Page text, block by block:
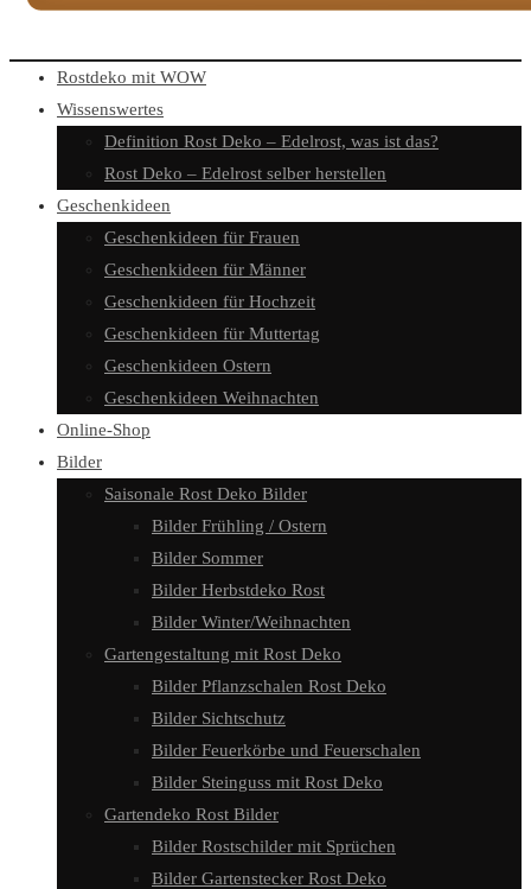
Rostdeko mit WOW
Wissenswertes
Definition Rost Deko – Edelrost, was ist das?
Rost Deko – Edelrost selber herstellen
Geschenkideen
Geschenkideen für Frauen
Geschenkideen für Männer
Geschenkideen für Hochzeit
Geschenkideen für Muttertag
Geschenkideen Ostern
Geschenkideen Weihnachten
Online-Shop
Bilder
Saisonale Rost Deko Bilder
Bilder Frühling / Ostern
Bilder Sommer
Bilder Herbstdeko Rost
Bilder Winter/Weihnachten
Gartengestaltung mit Rost Deko
Bilder Pflanzschalen Rost Deko
Bilder Sichtschutz
Bilder Feuerkörbe und Feuerschalen
Bilder Steinguss mit Rost Deko
Gartendeko Rost Bilder
Bilder Rostschilder mit Sprüchen
Bilder Gartenstecker Rost Deko